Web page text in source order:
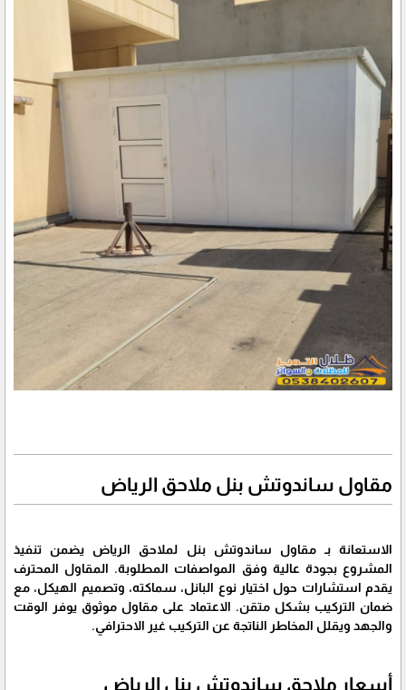
مقاول ساندوتش بنل ملاحق الرياض
الاستعانة بـ مقاول ساندوتش بنل لملاحق الرياض يضمن تنفيذ
المشروع بجودة عالية وفق المواصفات المطلوبة. المقاول المحترف
يقدم استشارات حول اختيار نوع البانل، سماكته، وتصميم الهيكل، مع
ضمان التركيب بشكل متقن. الاعتماد على مقاول موثوق يوفر الوقت
والجهد ويقلل المخاطر الناتجة عن التركيب غير الاحترافي.
أسعار ملاحق ساندوتش بنل الرياض